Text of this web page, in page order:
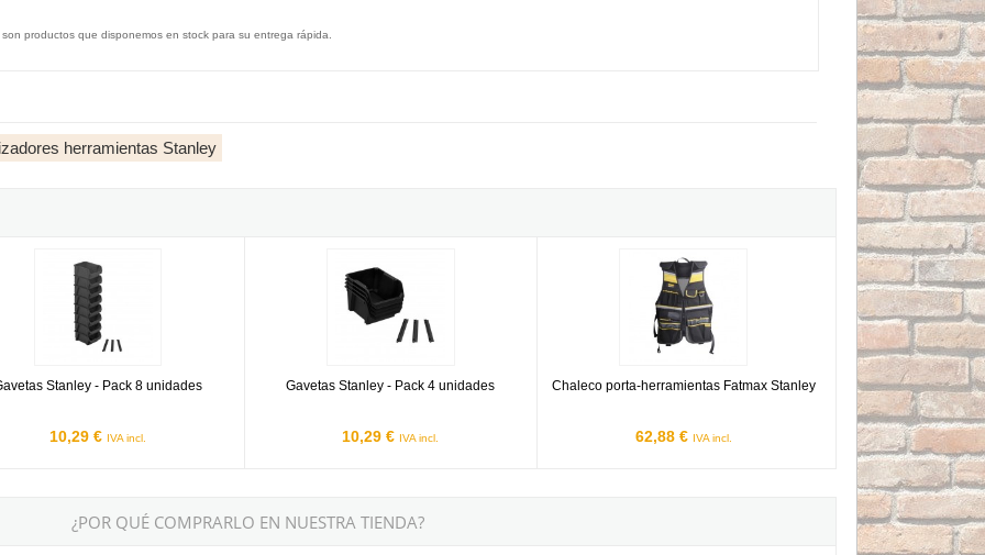
productos que disponemos en stock para su entrega rápida.
herramientas Stanley
Stanley - Pack 8 unidades
10,29 € IVA incl.
Gavetas Stanley - Pack 4 unidades
10,29 € IVA incl.
Chaleco porta-herramientas Fatmax Stanley
62,88 € IVA incl.
¿POR QUÉ COMPRARLO EN NUESTRA TIENDA?